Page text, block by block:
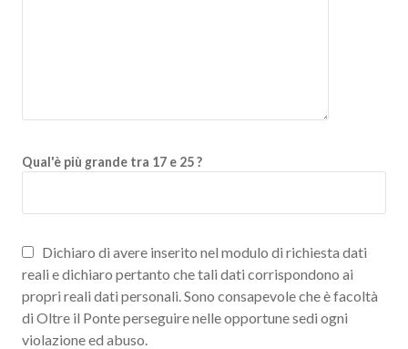
Qual'è più grande tra 17 e 25 ?
Dichiaro di avere inserito nel modulo di richiesta dati
reali e dichiaro pertanto che tali dati corrispondono ai
propri reali dati personali. Sono consapevole che è facoltà
di Oltre il Ponte perseguire nelle opportune sedi ogni
violazione ed abuso.